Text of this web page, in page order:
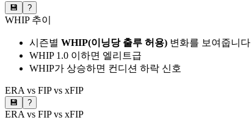
💾 ?
WHIP 추이
시즌별 WHIP(이닝당 출루 허용) 변화를 보여줍니다
WHIP 1.0 이하면 엘리트급
WHIP가 상승하면 컨디션 하락 신호
ERA vs FIP vs xFIP
💾 ?
ERA vs FIP vs xFIP